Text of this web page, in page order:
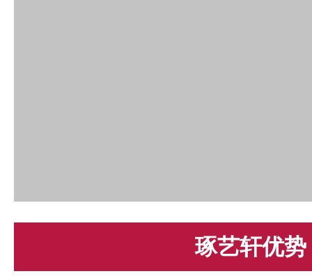
琢艺轩优势